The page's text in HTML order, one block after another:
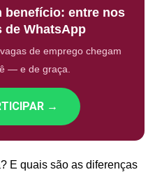
benefício: entre nos
de WhatsApp
de emprego chegam
— e de graça.
→
E quais são as diferenças